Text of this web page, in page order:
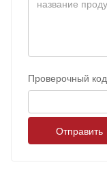
Проверочный код
Отправить